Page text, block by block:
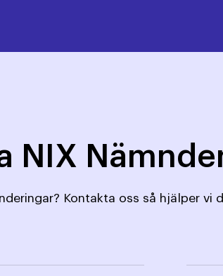
NIX
Kontakta oss så hjälper vi